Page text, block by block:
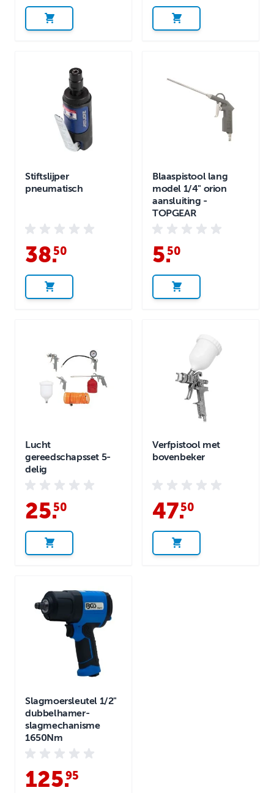
Stiftslijper
pneumatisch
38.
50
Blaaspistool lang
model 1/4" orion
aansluiting -
TOPGEAR
5.
50
Lucht
gereedschapsset 5-
delig
25.
50
Verfpistool met
bovenbeker
47.
50
Slagmoersleutel 1/2"
dubbelhamer-
slagmechanisme
1650Nm
125.
95